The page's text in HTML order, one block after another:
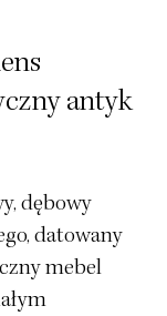
antyk
dębowy
datowany
mebel